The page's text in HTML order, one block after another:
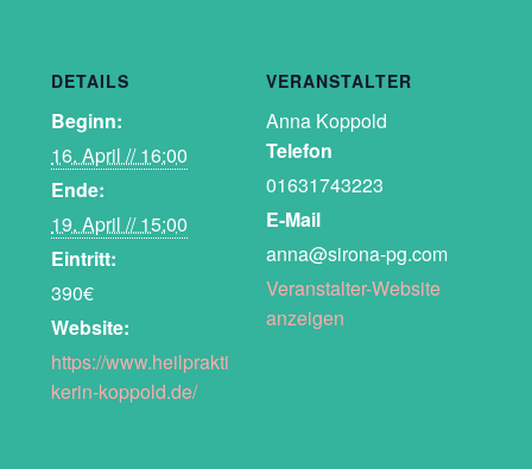
DETAILS
Beginn:
16. April // 16:00
Ende:
19. April // 15:00
Eintritt:
390€
Website:
https://www.heilprakti
kerin-koppold.de/
VERANSTALTER
Anna Koppold
Telefon
01631743223
E-Mail
anna@sirona-pg.com
Veranstalter-Website
anzeigen